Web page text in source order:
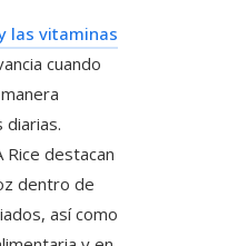
las vitaminas
cuando
diarias.
Rice destacan
dentro de
así como